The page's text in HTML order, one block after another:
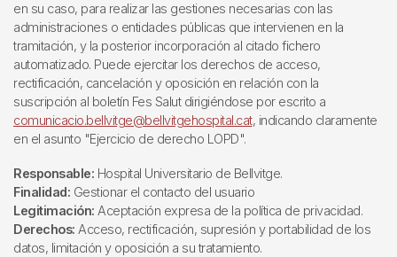
en su caso, para realizar las gestiones necesarias con las
administraciones o entidades públicas que intervienen en la
tramitación, y la posterior incorporación al citado fichero
automatizado. Puede ejercitar los derechos de acceso,
rectificación, cancelación y oposición en relación con la
suscripción al boletín Fes Salut dirigiéndose por escrito a
comunicacio.bellvitge@bellvitgehospital.cat, indicando claramente
en el asunto "Ejercicio de derecho LOPD".
Responsable: Hospital Universitario de Bellvitge.
Finalidad: Gestionar el contacto del usuario
Legitimación: Aceptación expresa de la política de privacidad.
Derechos: Acceso, rectificación, supresión y portabilidad de los
datos, limitación y oposición a su tratamiento.